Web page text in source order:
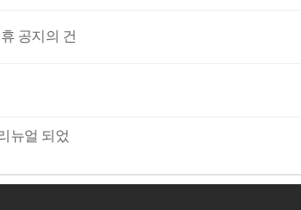
공지의 건
뉴얼 되었